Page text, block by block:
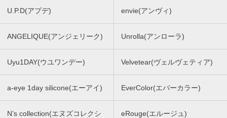
U.P.D(アプデ) envie(アンヴィ)
ANGELIQUE(アンジェリーク) Unrolla(アンローラ)
Uyu1DAY(ウユワンデー) Velvetear(ヴェルヴェティア)
a-eye 1day silicone(エーアイ) EverColor(エバーカラー)
N’s collection(エヌズコレクシ
eRouge(エルージュ)